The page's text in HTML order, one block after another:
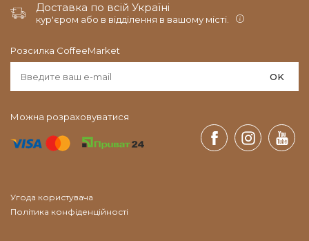
Доставка по всій Україні
кур'єром або в відділення в вашому місті.
Розсилка CoffeeMarket
OK
Можна розраховуватися
Угода користувача
Політика конфіденційності